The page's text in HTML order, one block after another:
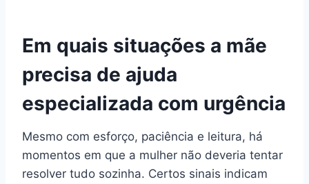
Em quais situações a mãe
precisa de ajuda
especializada com urgência
Mesmo com esforço, paciência e leitura, há
momentos em que a mulher não deveria tentar
resolver tudo sozinha. Certos sinais indicam